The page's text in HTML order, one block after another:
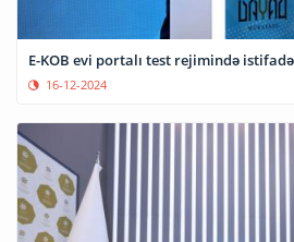
E-KOB evi portalı test rejimində
16-12-2024